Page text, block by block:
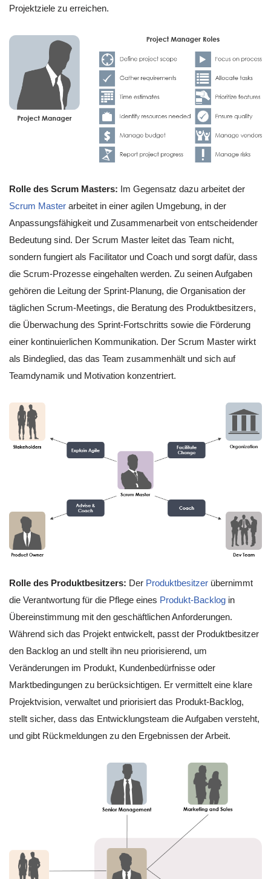
Projektziele zu erreichen.
Rolle des Scrum Masters: Im Gegensatz dazu arbeitet der
Scrum Master arbeitet in einer agilen Umgebung, in der
Anpassungsfähigkeit und Zusammenarbeit von entscheidender
Bedeutung sind. Der Scrum Master leitet das Team nicht,
sondern fungiert als Facilitator und Coach und sorgt dafür, dass
die Scrum-Prozesse eingehalten werden. Zu seinen Aufgaben
gehören die Leitung der Sprint-Planung, die Organisation der
täglichen Scrum-Meetings, die Beratung des Produktbesitzers,
die Überwachung des Sprint-Fortschritts sowie die Förderung
einer kontinuierlichen Kommunikation. Der Scrum Master wirkt
als Bindeglied, das das Team zusammenhält und sich auf
Teamdynamik und Motivation konzentriert.
Rolle des Produktbesitzers: Der Produktbesitzer übernimmt
die Verantwortung für die Pflege eines Produkt-Backlog in
Übereinstimmung mit den geschäftlichen Anforderungen.
Während sich das Projekt entwickelt, passt der Produktbesitzer
den Backlog an und stellt ihn neu priorisierend, um
Veränderungen im Produkt, Kundenbedürfnisse oder
Marktbedingungen zu berücksichtigen. Er vermittelt eine klare
Projektvision, verwaltet und priorisiert das Produkt-Backlog,
stellt sicher, dass das Entwicklungsteam die Aufgaben versteht,
und gibt Rückmeldungen zu den Ergebnissen der Arbeit.